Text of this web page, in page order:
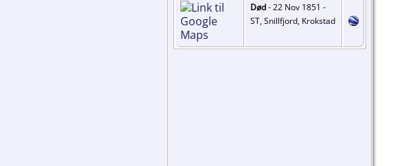
Død- 22 Nov 1851 -
ST, Snillfjord, Krokstad